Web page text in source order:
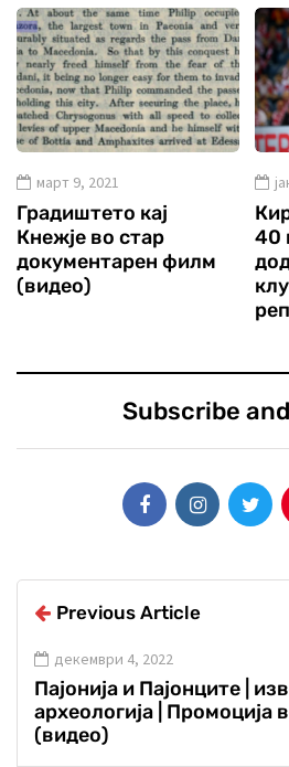
март 9, 2021
Градиштето кај
Кнежје во стар
документарен филм
(видео)
40
Subscribe
Previous Article
декември 4, 2022
Пајонија и Пајонците |
археологија | Промоција
(видео)